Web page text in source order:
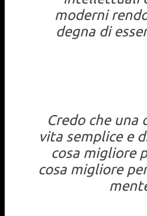
moderni
degna di
Credo che una
vita semplice e
cosa migliore
cosa migliore